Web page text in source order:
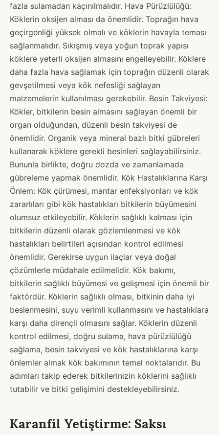
fazla sulamadan kaçınılmalıdır. Hava Pürüzlülüğü:
Köklerin oksijen alması da önemlidir. Toprağın hava
geçirgenliği yüksek olmalı ve köklerin havayla teması
sağlanmalıdır. Sıkışmış veya yoğun toprak yapısı
köklere yeterli oksijen almasını engelleyebilir. Köklere
daha fazla hava sağlamak için toprağın düzenli olarak
gevşetilmesi veya kök nefesliği sağlayan
malzemelerin kullanılması gerekebilir. Besin Takviyesi:
Kökler, bitkilerin besin almasını sağlayan önemli bir
organ olduğundan, düzenli besin takviyesi de
önemlidir. Organik veya mineral bazlı bitki gübreleri
kullanarak köklere gerekli besinleri sağlayabilirsiniz.
Bununla birlikte, doğru dozda ve zamanlamada
gübreleme yapmak önemlidir. Kök Hastalıklarına Karşı
Önlem: Kök çürümesi, mantar enfeksiyonları ve kök
zararlıları gibi kök hastalıkları bitkilerin büyümesini
olumsuz etkileyebilir. Köklerin sağlıklı kalması için
bitkilerin düzenli olarak gözlemlenmesi ve kök
hastalıkları belirtileri açısından kontrol edilmesi
önemlidir. Gerekirse uygun ilaçlar veya doğal
çözümlerle müdahale edilmelidir. Kök bakımı,
bitkilerin sağlıklı büyümesi ve gelişmesi için önemli bir
faktördür. Köklerin sağlıklı olması, bitkinin daha iyi
beslenmesini, suyu verimli kullanmasını ve hastalıklara
karşı daha dirençli olmasını sağlar. Köklerin düzenli
kontrol edilmesi, doğru sulama, hava pürüzlülüğü
sağlama, besin takviyesi ve kök hastalıklarına karşı
önlemler almak kök bakımının temel noktalarıdır. Bu
adımları takip ederek bitkilerinizin köklerini sağlıklı
tutabilir ve bitki gelişimini destekleyebilirsiniz.
Karanfil Yetiştirme: Saksı